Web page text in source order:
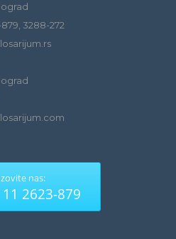
879, 3288-272
nas:
2623-879